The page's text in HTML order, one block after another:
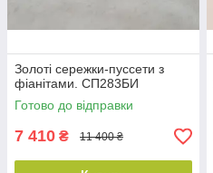
Золоті сережки-пуссети з
фіанітами. СП283БИ
Готово до відправки
7 410 ₴ 11 400 ₴